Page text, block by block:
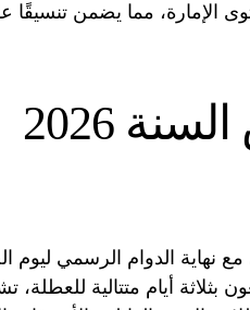
الإمارة، مما يضمن تنسيقًا
تفاصيل عطلة رأس السنة 2026
بثلاثة أيام متتالية